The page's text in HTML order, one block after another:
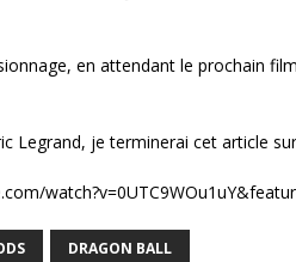
en attendant le prochain
Legrand, je terminerai cet article
DRAGON BALL